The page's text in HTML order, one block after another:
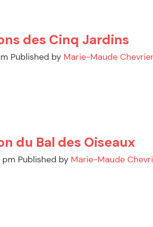
des Cinq Jardins
Published by Marie-Maude Chevrier
du Bal des Oiseaux
pm Published by Marie-Maude